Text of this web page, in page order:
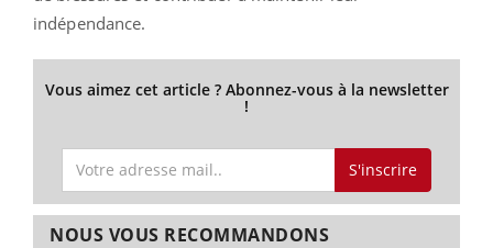
indépendance.
Vous aimez cet article ? Abonnez-vous à la newsletter
!
S'inscrire
NOUS VOUS RECOMMANDONS